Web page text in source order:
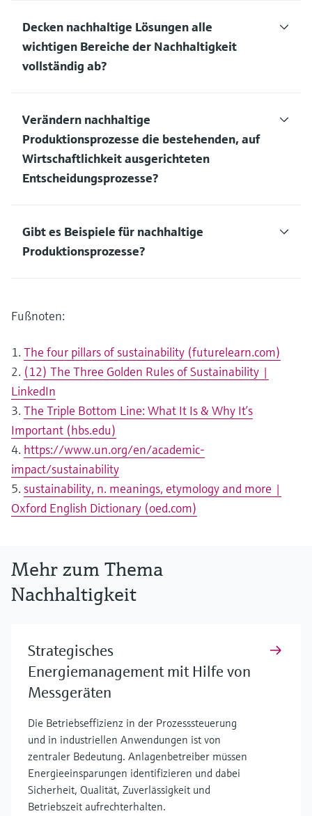
Decken nachhaltige Lösungen alle
wichtigen Bereiche der Nachhaltigkeit
vollständig ab?
Verändern nachhaltige
Produktionsprozesse die bestehenden, auf
Wirtschaftlichkeit ausgerichteten
Entscheidungsprozesse?
Gibt es Beispiele für nachhaltige
Produktionsprozesse?
Fußnoten:
1. The four pillars of sustainability (futurelearn.com)
2. (12) The Three Golden Rules of Sustainability |
LinkedIn
3. The Triple Bottom Line: What It Is & Why It’s
Important (hbs.edu)
4. https://www.un.org/en/academic-
impact/sustainability
5. sustainability, n. meanings, etymology and more |
Oxford English Dictionary (oed.com)
Mehr zum Thema
Nachhaltigkeit
Strategisches
Energiemanagement mit Hilfe von
Messgeräten
Die Betriebseffizienz in der Prozesssteuerung
und in industriellen Anwendungen ist von
zentraler Bedeutung. Anlagenbetreiber müssen
Energieeinsparungen identifizieren und dabei
Sicherheit, Qualität, Zuverlässigkeit und
Betriebszeit aufrechterhalten.